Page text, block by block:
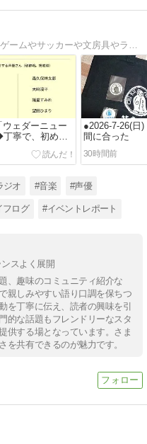
好奇心360度で365日。本や音楽やゲームやサッカーや文房具やラジオ番組についてのブログ。
ェダーニュー
寧で、初めて
入りやすいラジ
新刊収録
●2026-7-26(日
間に合った
30時間前
ジオ #音楽 #声優
フログ #イベントレポート
スよく展開
、趣味のコミュニティ紹介な
親しみやすい語り口調を保ちつ
を丁寧に伝え、読者の興味を引
的な話題もフレンドリーなスタ
供する場となっています。さま
を共有できるのが魅力です。